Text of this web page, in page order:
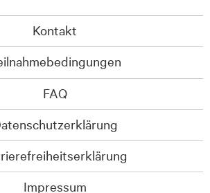
Kontakt
FAQ
Impressum